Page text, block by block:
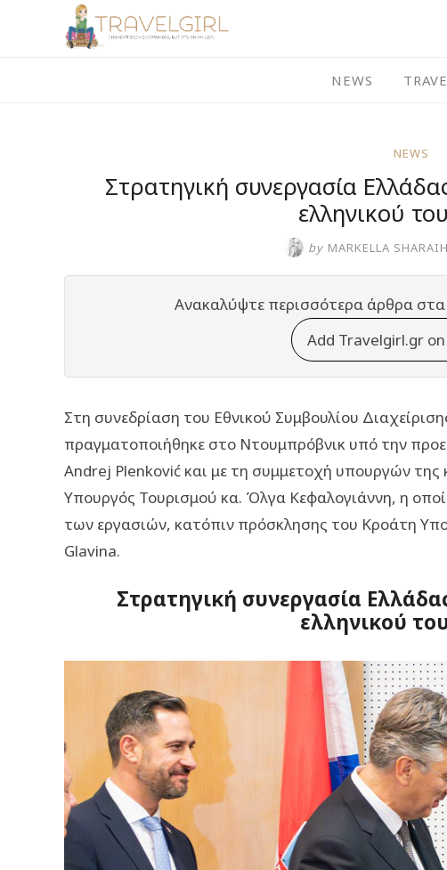
NEWS
NEWS
Στρατηγική συνεργασία
ελληνικού
by MARKELLA
Ανακαλύψτε περισσότερα άρθρα
Add Travelgirl.gr
Στη συνεδρίαση του Εθνικού Συμβουλίου
πραγματοποιήθηκε στο Ντουμπρόβνικ υπό την
Andrej Plenković και με τη συμμετοχή υπουργών της
Υπουργός Τουρισμού κα. Όλγα Κεφαλογιάννη, η
των εργασιών, κατόπιν πρόσκλησης του Κροάτη
Glavina.
Στρατηγική συνεργασία
ελληνικού